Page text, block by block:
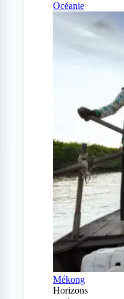
Océanie
Mékong
Horizons